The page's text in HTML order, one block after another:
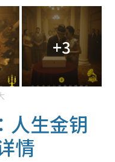
+3
人生金钥
情